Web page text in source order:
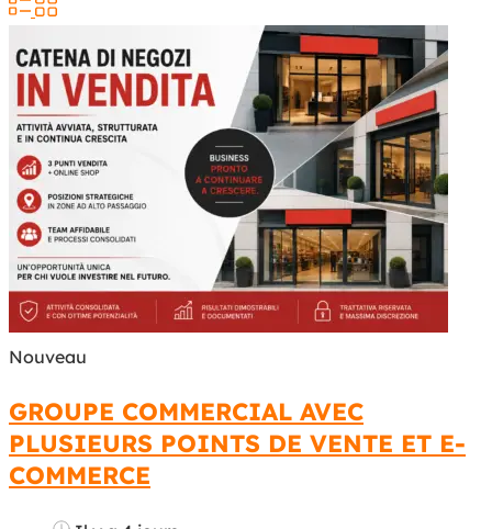
Nouveau
GROUPE COMMERCIAL AVEC
PLUSIEURS POINTS DE VENTE ET E-
COMMERCE